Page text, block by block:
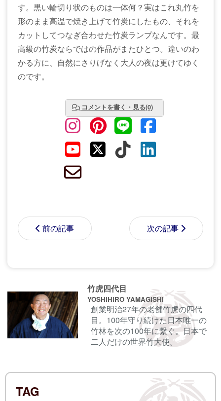
す。黒い輪切り状のものは一体何？実はこれ丸竹を
形のまま高温で焼き上げて竹炭にしたもの、それを
カットしてつなぎ合わせた竹炭ランプなんです。最
高級の竹炭ならではの作品がまたひとつ。違いのわ
かる方に、自然にさりげなく大人の夜は更けてゆく
のです。
コメントを書く・見る(0)
前の記事 次の記事
コメントする前にサインイン
ます。
名前
竹虎四代目
YOSHIHIRO YAMAGISHI
創業明治27年の老舗竹虎の四代
目。100年守り続けた日本唯一の
竹林を次の100年に繋ぐ。日本で
二人だけの世界竹大使。
TAG